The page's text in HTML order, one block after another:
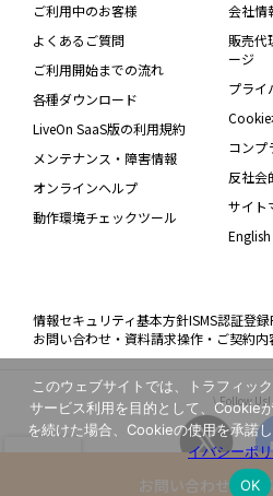
お問い合わせ・資
ご利用中のお客様
よくあるご質問
ご利用開始までの流れ
各種ダウンロード
LiveOn SaaS版の利用規約
メンテナンス・障害情報
オンラインヘルプ
動作環境チェックツール
会社情
販売代
ージ
プライ
Cookie
コンプ
反社会
サイト
English
情報セキュリティ基本方針ISMS認証登録
お問い合わせ・資料請求操作・ご契約
\ Follow
このウェブサイトでは、トラフィッ
サービス利用を目的として、Cookie
を続けた場合、Cookieの使用を承諾
イバシーポ
OK